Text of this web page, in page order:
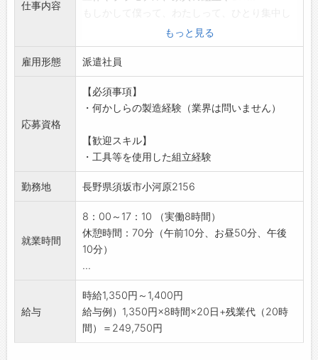
☆----------------------------------------
☆
◆ご不明点はいつでもご相談ください！
即日対応!!フォロー体制もバッチリ
登録はご自宅からお電話で可能です◎
☆
◆職場見学可能！自分が働くイメージができま
す。
みなさまのご応募を心よりお待ちしております
＾＾
☆----------------------------------------
☆
仕事内容
て作業する方が好きなのかな？
そんな風に感じたことがあるなら、当社の組立
て作業に面白さを感じてもらえるかも！
農業用機械製造メーカーで薬剤散布車の部品組
立作業をお願いします。
【具体的な業務内容】
・工具を使用した各部品の組立（大小様々な部
品の取扱いがあります）
・丁寧な作業で一台の機械を組立ていきます
※流れ作業ではなく、1台ずつ作業していきま
※体を動かしたい方にピッタリです！
【研修制度】
・先輩社員がイチから丁寧にお仕事を教えるの
【職場の雰囲気】
・幅広い年代の方が活躍中！
・皆さん黙々と作業に集中しています＾＾
もっと見る
雇用形態 派遣社員
応募資格
【必須事項】
・何かしらの製造経験（業界は問いません）
【歓迎スキル】
・工具等を使用した組立経験
勤務地 長野県須坂市小河原2156
就業時間
8：00～17：10 （実働8時間）
休憩時間：70分（午前10分、お昼50分、午後
10分）
...
給与
時給1,350円～1,400円
給与例）1,350円×8時間×20日+残業代（20時
間）＝249,750円